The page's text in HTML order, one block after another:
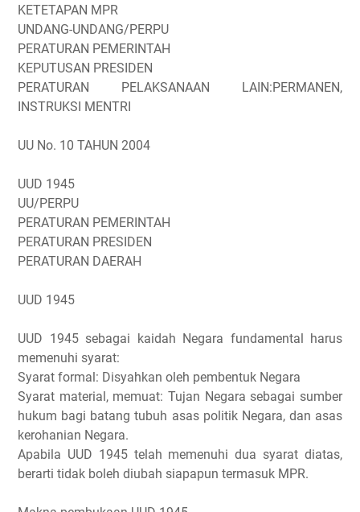
KETETAPAN MPR
UNDANG-UNDANG/PERPU
PERATURAN PEMERINTAH
KEPUTUSAN PRESIDEN
PERATURAN PELAKSANAAN LAIN:PERMANEN,
INSTRUKSI MENTRI
UU No. 10 TAHUN 2004
UUD 1945
UU/PERPU
PERATURAN PEMERINTAH
PERATURAN PRESIDEN
PERATURAN DAERAH
UUD 1945
UUD 1945 sebagai kaidah Negara fundamental harus
memenuhi syarat:
Syarat formal: Disyahkan oleh pembentuk Negara
Syarat material, memuat: Tujan Negara sebagai sumber
hukum bagi batang tubuh asas politik Negara, dan asas
kerohanian Negara.
Apabila UUD 1945 telah memenuhi dua syarat diatas,
berarti tidak boleh diubah siapapun termasuk MPR.